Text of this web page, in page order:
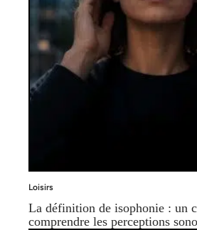
Loisirs
La définition de isophonie : un
comprendre les perceptions